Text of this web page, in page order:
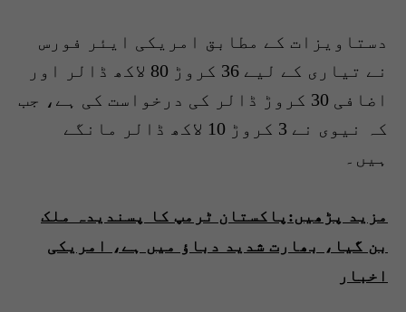
دستاویزات کے مطابق امریکی ایئر فورس
نے تیاری کے لیے 36 کروڑ 80 لاکھ ڈالر اور
اضافی 30 کروڑ ڈالر کی درخواست کی ہے، جب
کہ نیوی نے 3 کروڑ 10 لاکھ ڈالر مانگے
ہیں۔
مزید پڑھیں:پاکستان ٹرمپ کا پسندیدہ ملک
بن گیا، بھارت شدید دباؤ میں ہے، امریکی
اخبار